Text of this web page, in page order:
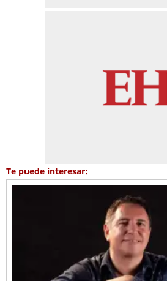
Te puede interesar: